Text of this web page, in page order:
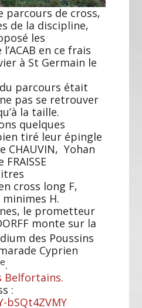
parcours de cross,
de la discipline,
les
en ce frais
à St Germain le
parcours était
pas se retrouver
la taille.
quelques
tiré leur épingle
CHAUVIN, Yohan
cross long F,
H.
le prometteur
monte sur la
des Poussins
Cyprien
e.
Belfortains.
: